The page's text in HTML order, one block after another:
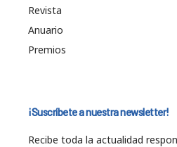
Revista
Anuario
Premios
¡Suscríbete a nuestra newsletter!
Recibe toda la actualidad